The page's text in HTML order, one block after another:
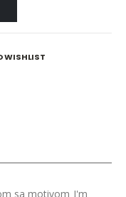
WISHLIST
sa motivom I'm